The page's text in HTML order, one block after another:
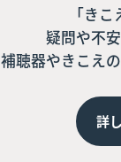
「き
疑問や不
補聴器やきこえ
詳